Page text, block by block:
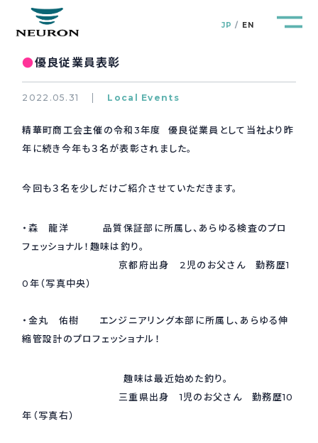
JP EN
管路防災研究所 Pipeline Resilience Lab.
製品＆サービス Products&Service
採用情報
●優良従業員表彰
2022.05.31 Local Events
精華町商工会主催の令和3年度 優良従業員として当社より昨
年に続き今年も３名が表彰されました。
今回も３名を少しだけご紹介させていただきます。
・森 龍洋 品質保証部に所属し、あらゆる検査のプロ
フェッショナル！趣味は釣り。
京都府出身 2児のお父さん 勤務歴1
0年（写真中央）
・金丸 佑樹 エンジニアリング本部に所属し、あらゆる伸
縮管設計のプロフェッショナル！
趣味は最近始めた釣り。
三重県出身 1児のお父さん 勤務歴10
年（写真右）